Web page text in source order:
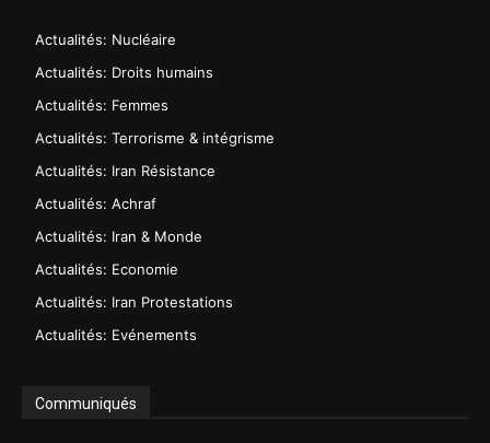
Actualités: Nucléaire
Actualités: Droits humains
Actualités: Femmes
Actualités: Terrorisme & intégrisme
Actualités: Iran Résistance
Actualités: Achraf
Actualités: Iran & Monde
Actualités: Economie
Actualités: Iran Protestations
Actualités: Evénements
Communiqués